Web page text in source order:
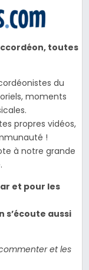
toutes
du
moments
propres vidéos,
!
à notre grande
et pour les
s’écoute aussi
et les